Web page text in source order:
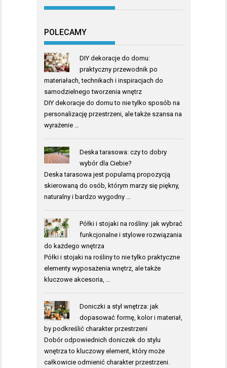
POLECAMY
DIY dekoracje do domu:
praktyczny przewodnik po
materiałach, technikach i inspiracjach do
samodzielnego tworzenia wnętrz
DIY dekoracje do domu to nie tylko sposób na
personalizację przestrzeni, ale także szansa na
wyrażenie …
Deska tarasowa: czy to dobry
wybór dla Ciebie?
Deska tarasowa jest popularną propozycją
skierowaną do osób, którym marzy się piękny,
naturalny i bardzo wygodny …
Półki i stojaki na rośliny: jak wybrać
funkcjonalne i stylowe rozwiązania
do każdego wnętrza
Półki i stojaki na rośliny to nie tylko praktyczne
elementy wyposażenia wnętrz, ale także
kluczowe akcesoria, …
Doniczki a styl wnętrza: jak
dopasować formę, kolor i materiał,
by podkreślić charakter przestrzeni
Dobór odpowiednich doniczek do stylu
wnętrza to kluczowy element, który może
całkowicie odmienić charakter przestrzeni.